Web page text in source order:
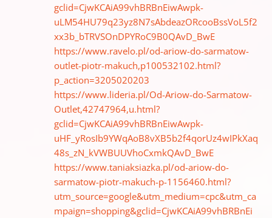
gclid=CjwKCAiA99vhBRBnEiwAwpk-
uLM54HU79q23yz8N7sAbdeazORcooBssVoL5f2
xx3b_bTRVSOnDPYRoC9B0QAvD_BwE
https://www.ravelo.pl/od-ariow-do-sarmatow-
outlet-piotr-makuch,p100532102.html?
p_action=3205020203
https://www.lideria.pl/Od-Ariow-do-Sarmatow-
Outlet,42747964,u.html?
gclid=CjwKCAiA99vhBRBnEiwAwpk-
uHF_yRosIb9YWqAoB8vXB5b2f4qorUz4wIPkXaq
48s_zN_kVWBUUVhoCxmkQAvD_BwE
https://www.taniaksiazka.pl/od-ariow-do-
sarmatow-piotr-makuch-p-1156460.html?
utm_source=google&utm_medium=cpc&utm_ca
mpaign=shopping&gclid=CjwKCAiA99vhBRBnEi